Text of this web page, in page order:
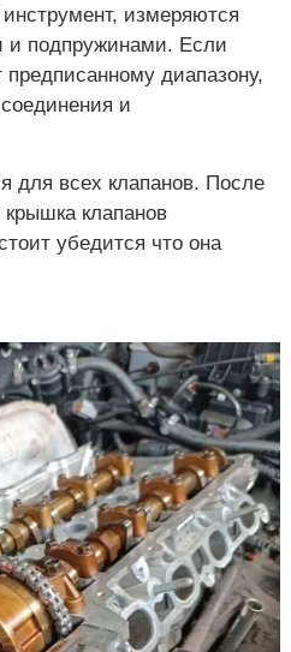
измеряются
и подпружинами. Если
предписанному диапазону,
и
для всех клапанов. После
клапанов
убедится что она